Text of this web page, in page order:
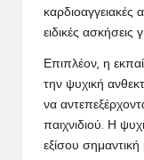
ειδικές ασκήσεις
Επιπλέον, η
την ψυχική
να
παιχνιδιού. Η
εξίσου